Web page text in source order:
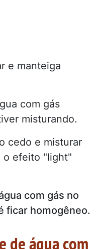
e manteiga
com gás
misturando.
cedo e misturar
o efeito "light"
com gás no
ficar homogêneo.
de água com